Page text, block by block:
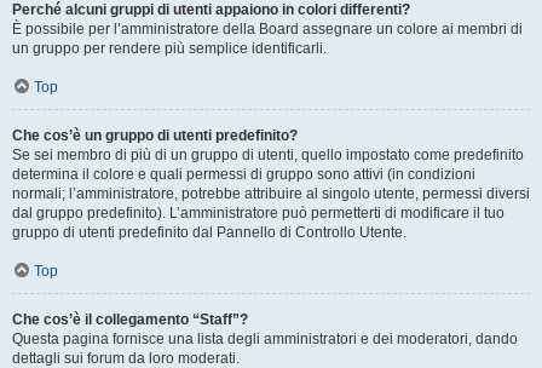
Perché alcuni gruppi di utenti appaiono in colori differenti?
È possibile per l’amministratore della Board assegnare un colore ai membri di
un gruppo per rendere più semplice identificarli.
Top
Che cos’è un gruppo di utenti predefinito?
Se sei membro di più di un gruppo di utenti, quello impostato come predefinito
determina il colore e quali permessi di gruppo sono attivi (in condizioni
normali; l’amministratore, potrebbe attribuire al singolo utente, permessi diversi
dal gruppo predefinito). L’amministratore può permetterti di modificare il tuo
gruppo di utenti predefinito dal Pannello di Controllo Utente.
Top
Che cos’è il collegamento “Staff”?
Questa pagina fornisce una lista degli amministratori e dei moderatori, dando
dettagli sui forum da loro moderati.